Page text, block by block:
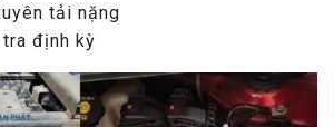
tải nặng
định kỳ